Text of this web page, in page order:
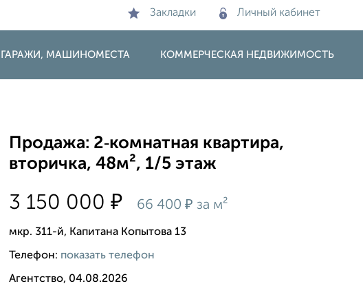
Закладки Личный кабинет
ГАРАЖИ, МАШИНОМЕСТА КОММЕРЧЕСКАЯ НЕДВИЖИМОСТЬ
Продажа: 2‑комнатная квартира,
вторичка, 48м², 1/5 этаж
3 150 000₽ 66 400₽ за м²
мкр. 311-й, Капитана Копытова 13
Телефон: показать телефон
Агентство, 04.08.2026